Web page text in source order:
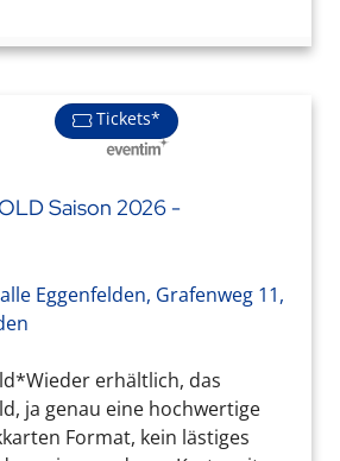
Tickets*
Saison 2026 -
Eggenfelden, Grafenweg 11,
erhältlich, das
ja genau eine hochwertige
Format, kein lästiges